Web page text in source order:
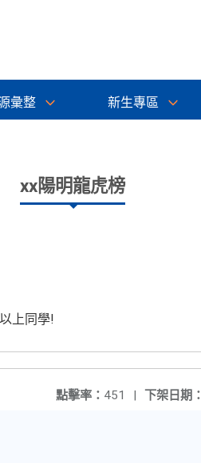
彙整 新生專區
xx陽明龍虎榜
上同學!
下架日期：
點擊率： 451 |